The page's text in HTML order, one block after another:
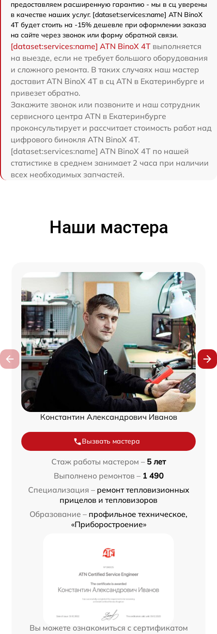
предоставляем расширенную гарантию - мы в сц уверены
в качестве наших услуг. [dataset:services:name] ATN BinoX
4T будет стоить на -15% дешевле при оформлении заказа
на сайте через звонок или форму обратной связи.
[dataset:services:name] ATN BinoX 4T выполняется
на выезде, если не требует большого оборудования
и сложного ремонта. В таких случаях наш мастер
доставит ATN BinoX 4T в сц ATN в Екатеринбурге и
привезет обратно.
Закажите звонок или позвоните и наш сотрудник
сервисного центра ATN в Екатеринбурге
проконсультирует и рассчитает стоимость работ над
цифрового бинокля ATN BinoX 4T.
[dataset:services:name] ATN BinoX 4T по нашей
статистике в среднем занимает 2 часа при наличии
всех необходимых запчастей.
Наши мастера
Константин Александрович Иванов
Вызвать мастера
Стаж работы мастером – 5 лет
Выполнено ремонтов – 1 490
Специализация – ремонт тепловизионных
прицелов и тепловизоров
Образование – профильное техническое,
«Приборостроение»
Вы можете ознакомиться с сертификатом